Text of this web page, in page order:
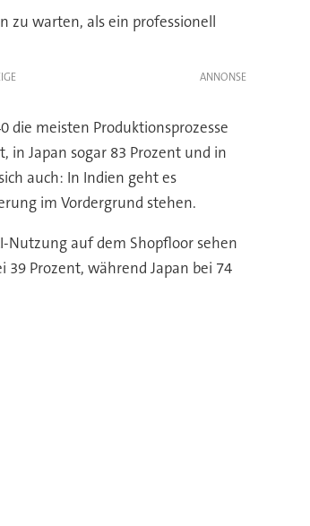
zu warten, als ein professionell
die meisten Produktionsprozesse
in Japan sogar 83 Prozent und in
auch: In Indien geht es
im Vordergrund stehen.
Nutzung auf dem Shopfloor sehen
Prozent, während Japan bei 74